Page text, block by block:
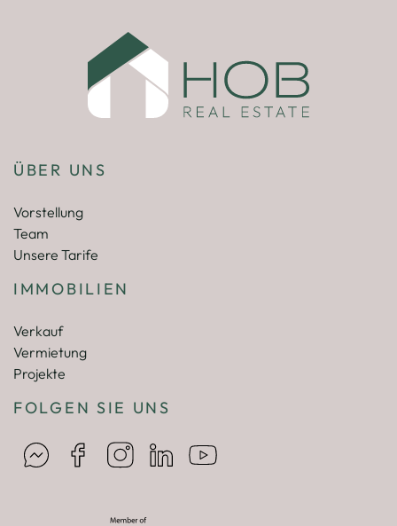
ÜBER UNS
Vorstellung
Team
Unsere Tarife
IMMOBILIEN
Verkauf
Vermietung
Projekte
FOLGEN SIE UNS